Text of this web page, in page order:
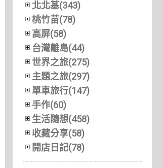
北北基(343)
桃竹苗(78)
高屏(58)
台灣離島(44)
世界之旅(275)
主題之旅(297)
單車旅行(147)
手作(60)
生活隨想(458)
收藏分享(58)
開店日記(78)